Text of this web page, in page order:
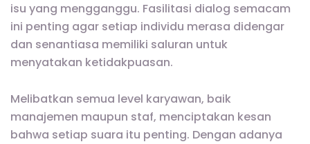
isu yang mengganggu. Fasilitasi dialog semacam
ini penting agar setiap individu merasa didengar
dan senantiasa memiliki saluran untuk
menyatakan ketidakpuasan.
Melibatkan semua level karyawan, baik
manajemen maupun staf, menciptakan kesan
bahwa setiap suara itu penting. Dengan adanya